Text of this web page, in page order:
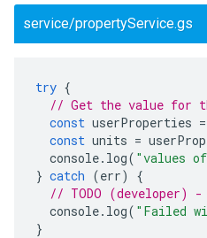
service/propertyService.gs
try {
// Get the value for
const userProperties =
const units =
console. log( "values
} catch (err)
{
// TODO (developer) -
console. log( "Failed
}